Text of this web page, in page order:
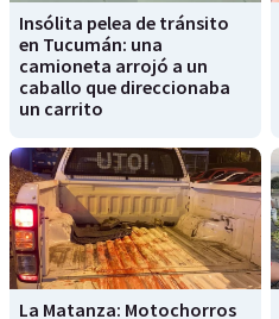
Insólita pelea de tránsito
en Tucumán: una
camioneta arrojó a un
caballo que direccionaba
un carrito
La Matanza: Motochorros